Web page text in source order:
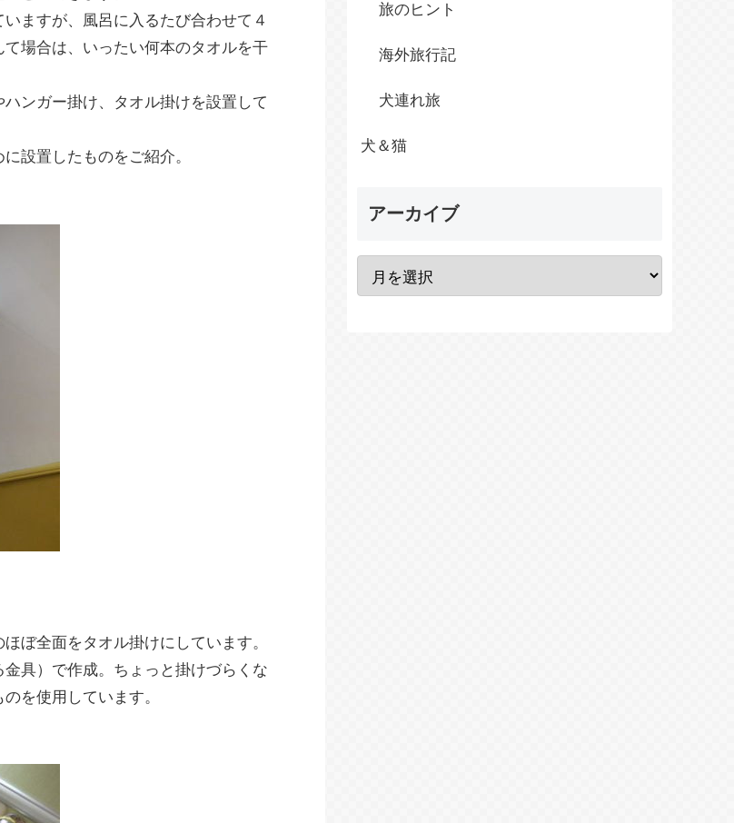
ますが、風呂に入るたび合わせて４
場合は、いったい何本のタオルを干
ンガー掛け、タオル掛けを設置して
設置したものをご紹介。
ぼ全面をタオル掛けにしています。
具）で作成。ちょっと掛けづらくな
を使用しています。
旅のヒント
海外旅行記
犬連れ旅
犬＆猫
アーカイブ